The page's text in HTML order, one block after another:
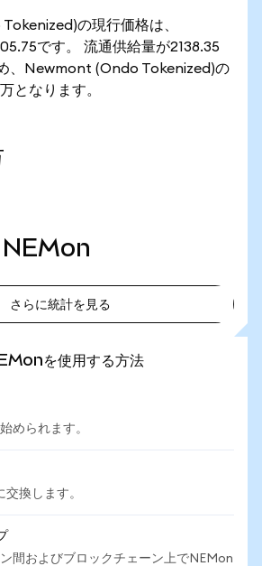
の現行価格は、
です。 流通供給量が2138.35
、Newmont (Ondo Tokenized)の
となります。
NEMon
さらに統計を見る
を使用する方法
められます。
換します。
間およびブロックチェーン上でNEMon